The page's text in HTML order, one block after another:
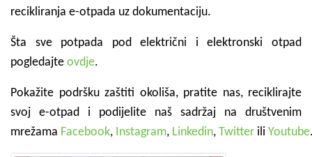
recikliranja e-otpada uz dokumentaciju.
Šta sve potpada pod električni i elektronski otpad
pogledajte ovdje.
Pokažite podršku zaštiti okoliša, pratite nas, reciklirajte
svoj e-otpad i podijelite naš sadržaj na društvenim
mrežama Facebook, Instagram, Linkedin, Twitter ili Youtube